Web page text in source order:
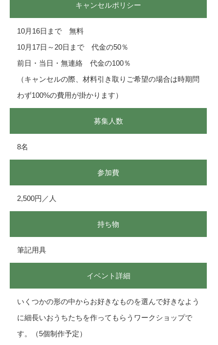
キャンセルポリシー
10月16日まで 無料
10月17日～20日まで 代金の50％
前日・当日・無連絡 代金の100％
（キャンセルの際、材料引き取りご希望の場合は時期問
わず100%の費用が掛かります）
募集人数
8名
参加費
2,500円／人
持ち物
筆記用具
イベント詳細
いくつかの形の中からお好きなものを選んで好きなよう
に細長いおうちたちを作ってもらうワークショップで
す。（5個制作予定）